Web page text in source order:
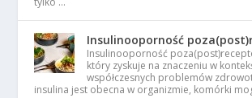
Insulinooporność
Insulinooporność
który zyskuje na znaczeniu w
współczesnych problemów
insulina jest obecna w organizmie, komórki